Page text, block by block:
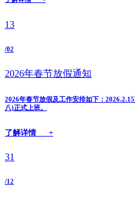
13
/02
2026年春节放假通知
2026年春节放假及工作安排如下：
八)正式上班。
了解详情 +
31
/12